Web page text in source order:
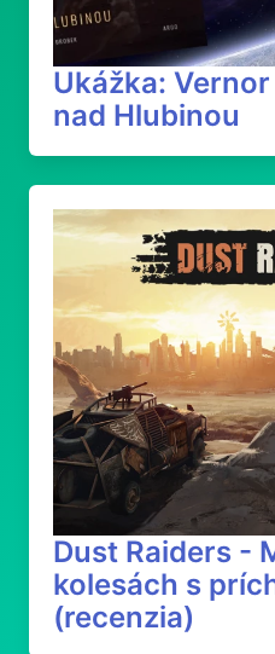
Ukážka:
nad Hlubinou
Dust Raiders -
kolesách s
(recenzia)